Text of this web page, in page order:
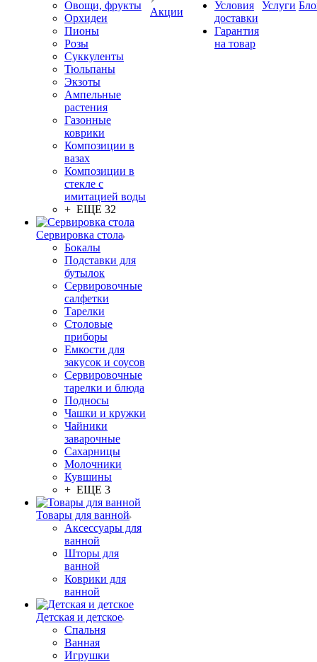
Овощи, фрукты
Орхидеи
Пионы
Розы
Суккуленты
Тюльпаны
Экзоты
Ампельные
растения
Газонные
коврики
Композиции в
вазах
Композиции в
стекле с
имитацией воды
+ ЕЩЕ 32
Сервировка стола
Бокалы
Подставки для
бутылок
Сервировочные
салфетки
Тарелки
Столовые
приборы
Емкости для
закусок и соусов
Сервировочные
тарелки и блюда
Подносы
Чашки и кружки
Чайники
заварочные
Сахарницы
Молочники
Кувшины
+ ЕЩЕ 3
Товары для ванной
Аксессуары для
ванной
Шторы для
ванной
Коврики для
ванной
Детская и детское
Спальня
Ванная
Игрушки
Акции
Условия
доставки
Гарантия
на товар
Услуги